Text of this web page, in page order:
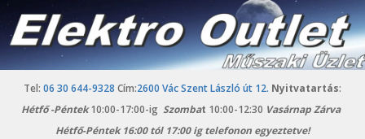
Skip
content
Tel: 06 30 644-9328 Cím:2600 Vác Szent László út 12. Nyitvatartás:
Hétfő -Péntek10:00-17:00-ig Szombat 10:00-12:30 Vasárnap Zárva
Hétfő-Péntek 16:00 tól 17:00 ig telefonon egyeztetve!